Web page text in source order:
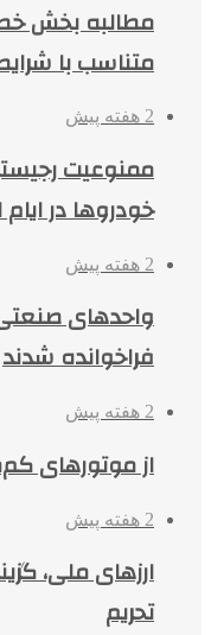
مطالبه بخش
متناسب با
2 هفته پیش
ممنوعیت
خودروها در ایام
2 هفته پیش
واحدهای صنعتی
فراخوانده شدند
2 هفته پیش
از موتورهای
2 هفته پیش
ارزهای ملی،
تحریم